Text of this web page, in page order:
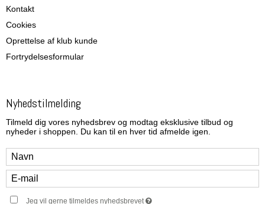
Kontakt
Cookies
Oprettelse af klub kunde
Fortrydelsesformular
Nyhedstilmelding
Tilmeld dig vores nyhedsbrev og modtag eksklusive tilbud og
nyheder i shoppen. Du kan til en hver tid afmelde igen.
Jeg vil gerne tilmeldes nyhedsbrevet